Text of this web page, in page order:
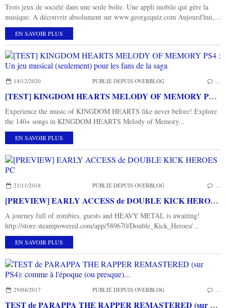
Trois jeux de société dans une seule boîte. Une appli mobile qui gère la
musique. A découvrir absolument sur www.georgequiz.com Aujourd'hui,...
EN SAVOIR PLUS
14/12/2020 PUBLIÉ DEPUIS OVERBLOG
[TEST] KINGDOM HEARTS MELODY OF MEMORY PS4 : Un jeu musical (seulement) pour les fans de la saga
Experience the music of KINGDOM HEARTS like never before! Explore
the 140+ songs in KINGDOM HEARTS Melody of Memory...
EN SAVOIR PLUS
21/11/2018 PUBLIÉ DEPUIS OVERBLOG
[PREVIEW] EARLY ACCESS de DOUBLE KICK HEROES PC
A journey full of zombies, guests and HEAVY METAL is awaiting!
http://store.steampowered.com/app/589670/Double_Kick_Heroes/...
EN SAVOIR PLUS
29/04/2017 PUBLIÉ DEPUIS OVERBLOG
TEST de PARAPPA THE RAPPER REMASTERED (sur PS4): comme à l'époque (ou presque)...